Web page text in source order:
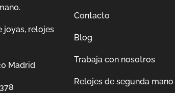
joyas, relojes
Madrid
Contacto
Blog
Trabaja con nosotros
Relojes de segunda mano